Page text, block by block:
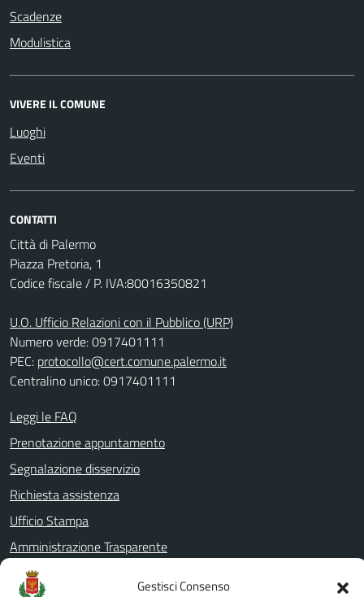
Gestisci Consenso
Scadenze
Modulistica
VIVERE IL COMUNE
Luoghi
Eventi
CONTATTI
Città di Palermo
Piazza Pretoria, 1
Codice fiscale / P. IVA:80016350821
U.O. Ufficio Relazioni con il Pubblico (URP)
Numero verde: 0917401111
PEC: protocollo@cert.comune.palermo.it
Centralino unico: 0917401111
Leggi le FAQ
Prenotazione appuntamento
Segnalazione disservizio
Richiesta assistenza
Ufficio Stampa
Amministrazione Trasparente
Albo pretorio